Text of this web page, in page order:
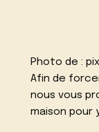
Photo de :
Afin de
nous vous
maison pour